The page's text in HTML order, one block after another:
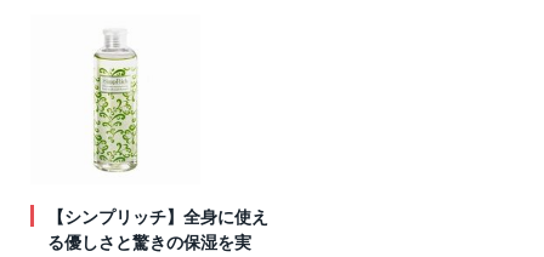
【シンプリッチ】全身に使え
る優しさと驚きの保湿を実